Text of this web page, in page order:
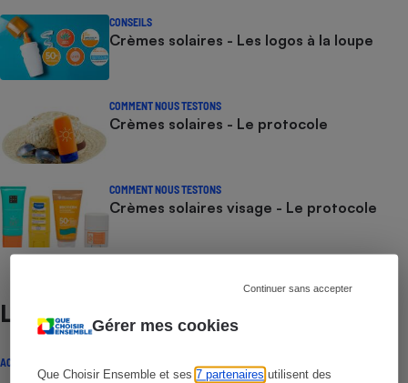
Gérer mes cookies
Que Choisir Ensemble et ses7 partenaires utilisent des
Continuer sans accepter
CONSEILS
Crèmes solaires - Les logos à la loupe
COMMENT NOUS TESTONS
Crèmes solaires - Le protocole
COMMENT NOUS TESTONS
Crèmes solaires visage - Le protocole
Lire aussi
ACTUALITÉ